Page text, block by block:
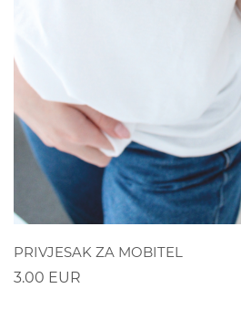
POGLEDAJ
PRIVJESAK ZA MOBITEL
3.00 EUR